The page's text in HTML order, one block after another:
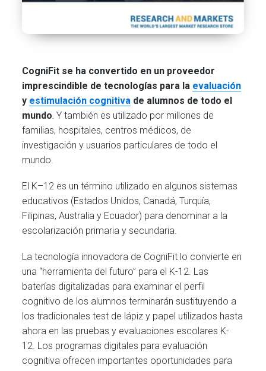
CogniFit se ha convertido en un proveedor
imprescindible de tecnologías para la evaluación
y estimulación cognitiva de alumnos de todo el
mundo.Y también es utilizado por millones de
familias, hospitales, centros médicos, de
investigación y usuarios particulares de todo el
mundo.
El K–12 es un término utilizado en algunos sistemas
educativos (Estados Unidos, Canadá, Turquía,
Filipinas, Australia y Ecuador) para denominar a la
escolarización primaria y secundaria.
La tecnología innovadora de CogniFit lo convierte en
una “herramienta del futuro” para el K-12. Las
baterías digitalizadas para examinar el perfil
cognitivo de los alumnos terminarán sustituyendo a
los tradicionales test de lápiz y papel utilizados hasta
ahora en las pruebas y evaluaciones escolares K-
12. Los programas digitales para evaluación
cognitiva ofrecen importantes oportunidades para